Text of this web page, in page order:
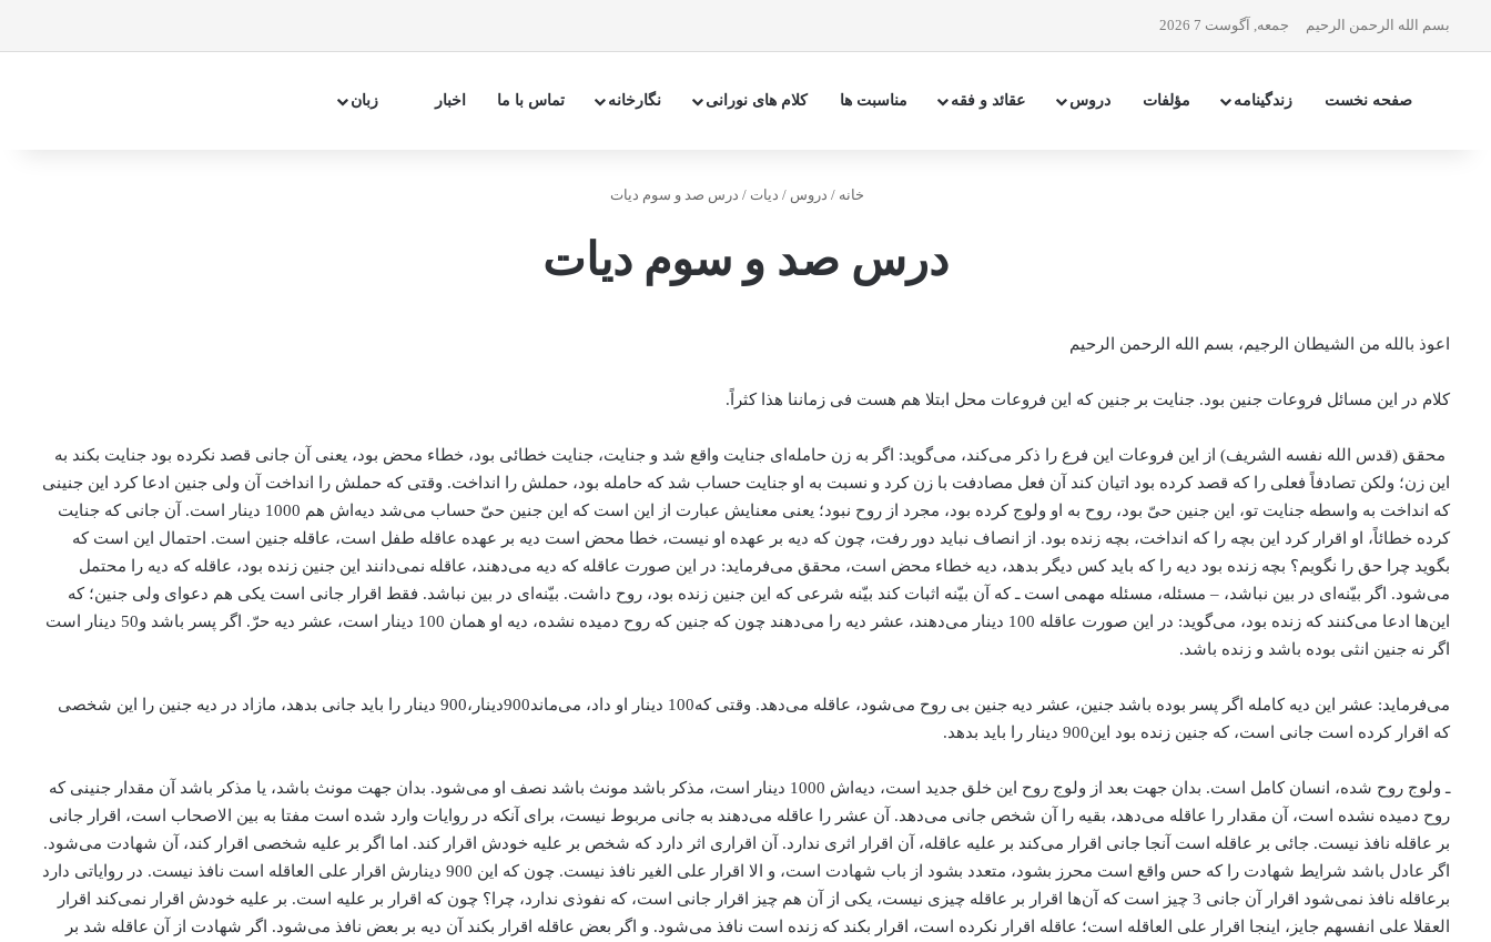
بسم الله الرحمن الرحیم جمعه, آگوست 7 2026
صفحه نخست زندگینامه مؤلفات دروس عقائد و فقه مناسبت ها کلام های نورانی نگارخانه تماس با ما اخبار زبان
خانه / دروس / دیات / درس صد و سوم دیات
درس صد و سوم دیات
اعوذ بالله من الشیطان الرجیم، بسم الله الرحمن الرحیم
کلام در این مسائل فروعات جنین بود. جنایت بر جنین که این فروعات محل ابتلا هم هست فی زماننا هذا کثراً.
محقق (قدس الله نفسه الشریف) از این فروعات این فرع را ذکر می‌کند، می‌گوید: اگر به زن حامله‌ای جنایت واقع شد و جنایت، جنایت خطائی بود، خطاء محض بود، یعنی آن جانی قصد نکرده بود جنایت بکند به
این زن؛ ولکن تصادفاً فعلی را که قصد کرده بود اتیان کند آن فعل مصادفت با زن کرد و نسبت به او جنایت حساب شد که حامله بود، حملش را انداخت. وقتی که حملش را انداخت آن ولی جنین ادعا کرد این جنینی
که انداخت به واسطه جنایت تو، این جنین حیّ ‌بود، روح به او ولوج کرده بود، مجرد از روح نبود؛ یعنی معنایش عبارت از این است که این جنین حیّ حساب می‌شد دیه‌اش هم 1000 دینار است. آن جانی که جنایت
کرده خطائاً، او اقرار کرد این بچه را که انداخت، بچه زنده بود. از انصاف نباید دور رفت، چون که دیه بر عهده او نیست، خطا محض است دیه بر عهده عاقله طفل است، عاقله جنین است. احتمال این است که
بگوید چرا حق را نگویم؟ بچه زنده بود دیه را که باید کس دیگر بدهد، دیه خطاء محض است، محقق می‌فرماید: در این صورت عاقله که دیه می‌دهند، عاقله نمی‌دانند این جنین زنده بود، عاقله که دیه را محتمل
می‌شود. اگر بیّنه‌ای در بین نباشد، – مسئله، مسئله مهمی است ـ که آن بیّنه اثبات کند بیّنه شرعی که این جنین زنده بود، روح داشت. بیّنه‌ای در بین نباشد. فقط اقرار جانی است یکی هم دعوای ولی جنین؛ که
این‌ها ادعا می‌کنند که زنده بود، می‌گوید: در این صورت عاقله 100 دینار می‌دهند، عشر دیه را می‌دهند چون که جنین که روح دمیده نشده، دیه او همان 100 دینار است، عشر دیه حرّ. اگر پسر باشد و50 دینار است
اگر نه جنین انثی بوده باشد و زنده باشد.
می‌فرماید: عشر این دیه کامله اگر پسر بوده باشد جنین، عشر دیه جنین بی روح می‌شود، عاقله می‌دهد. وقتی که100 دینار او داد، می‌ماند900دینار،900 دینار را باید جانی بدهد، مازاد در دیه جنین را این شخصی
که اقرار کرده است جانی است، که جنین زنده بود این900 دینار را باید بدهد.
ـ ولوج روح شده، انسان کامل است. بدان جهت بعد از ولوج روح این خلق جدید است، دیه‌اش 1000 دینار است، مذکر باشد مونث باشد نصف او می‌شود. بدان جهت مونث باشد، یا مذکر باشد آن مقدار جنینی که
روح دمیده نشده است، آن مقدار را عاقله می‌دهد، بقیه را آن شخص جانی می‌دهد. آن عشر را عاقله می‌دهند به جانی مربوط نیست، برای آنکه در روایات وارد شده است مفتا به بین الاصحاب است، اقرار جانی
بر عاقله نافذ نیست. جائی بر عاقله است آنجا جانی اقرار می‌کند بر علیه عاقله، آن اقرار اثری ندارد. آن اقراری اثر دارد که شخص بر علیه خودش اقرار کند. اما اگر بر علیه شخصی اقرار کند، آن شهادت می‌شود.
اگر عادل باشد شرایط شهادت را که حس واقع است محرز بشود، متعدد بشود از باب شهادت است، و الا اقرار علی الغیر نافذ نیست. چون که این 900 دینارش اقرار علی العاقله است نافذ نیست. در روایاتی دارد
برعاقله نافذ نمی‌شود اقرار آن جانی 3 چیز است که آن‌ها اقرار بر عاقله چیزی نیست، یکی از آن هم چیز اقرار جانی است، که نفوذی ندارد، چرا؟ چون که اقرار بر علیه است. بر علیه خودش اقرار نمی‌کند اقرار
العقلا علی انفسهم جایز، اینجا اقرار علی العاقله است؛ عاقله اقرار نکرده است، اقرار بکند که زنده است نافذ می‌شود. و اگر بعض عاقله اقرار بکند آن دیه بر بعض نافذ می‌شود. اگر شهادت از آن عاقله شد بر